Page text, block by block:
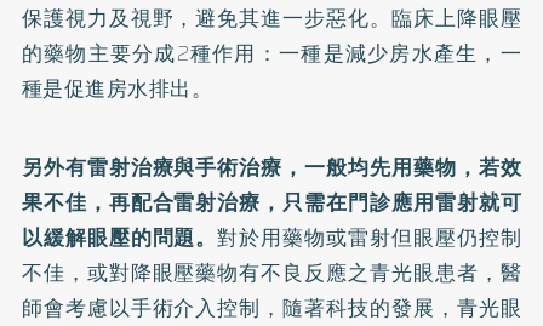
保護視力及視野，避免其進一步惡化。臨床上降眼壓
的藥物主要分成2種作用：一種是減少房水產生，一
種是促進房水排出。
另外有雷射治療與手術治療，一般均先用藥物，若效
果不佳，再配合雷射治療，只需在門診應用雷射就可
以緩解眼壓的問題。對於用藥物或雷射但眼壓仍控制
不佳，或對降眼壓藥物有不良反應之青光眼患者，醫
師會考慮以手術介入控制，隨著科技的發展，青光眼